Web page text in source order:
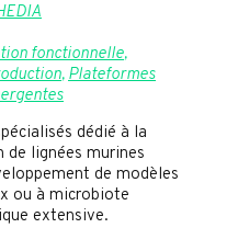
fonctionnelle,
, Plateformes
dédié à la
lignées murines
de modèles
ou à microbiote
extensive.